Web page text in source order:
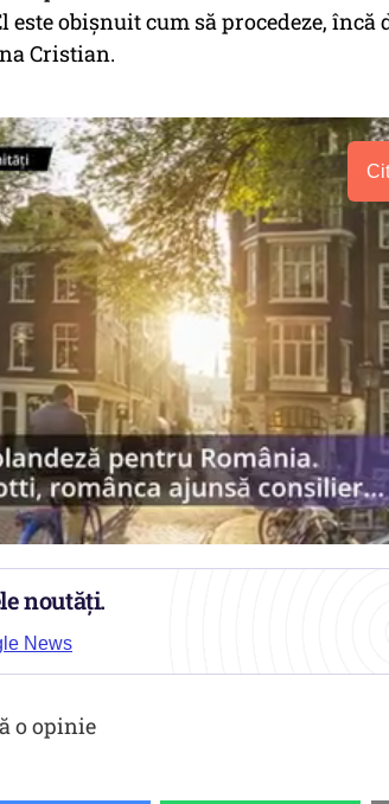
obișnuit cum să procedeze, încă
Cristian.
noutăți.
News
o opinie